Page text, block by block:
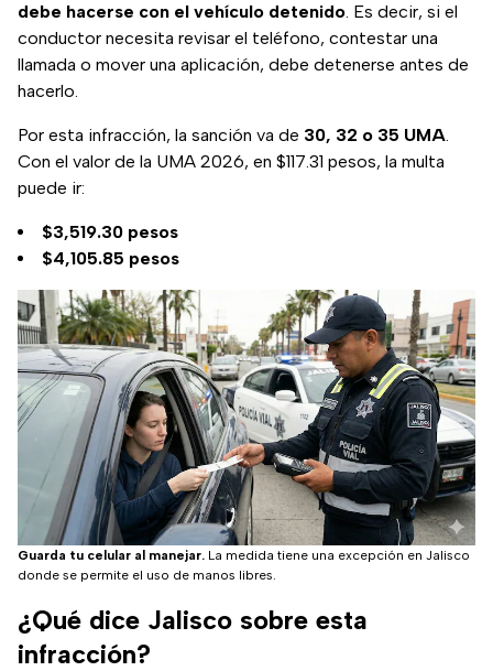
debe hacerse con el vehículo detenido. Es decir, si el
conductor necesita revisar el teléfono, contestar una
llamada o mover una aplicación, debe detenerse antes de
hacerlo.
Por esta infracción, la sanción va de 30, 32 o 35 UMA.
Con el valor de la UMA 2026, en $117.31 pesos, la multa
puede ir:
$3,519.30 pesos
$4,105.85 pesos
Guarda tu celular al manejar. La medida tiene una excepción en Jalisco
donde se permite el uso de manos libres.
¿Qué dice Jalisco sobre esta
infracción?